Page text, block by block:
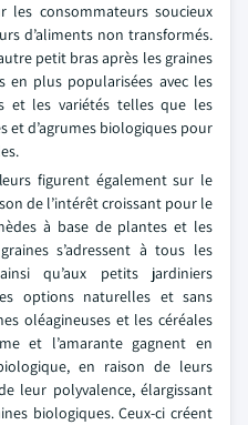
les consommateurs soucieux
d’aliments non transformés.
petit bras après les graines
plus popularisées avec les
et les variétés telles que les
et d’agrumes biologiques pour
figurent également sur le
de l’intérêt croissant pour le
à base de plantes et les
s’adressent à tous les
qu’aux petits jardiniers
options naturelles et sans
oléagineuses et les céréales
et l’amarante gagnent en
en raison de leurs
leur polyvalence, élargissant
biologiques. Ceux-ci créent